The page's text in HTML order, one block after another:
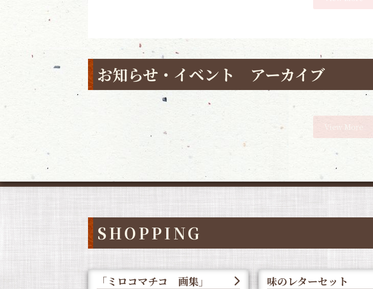
お知らせ・イベント アーカイブ
View More
SHOPPING
「ミロコマチコ 画集」 味のレターセット